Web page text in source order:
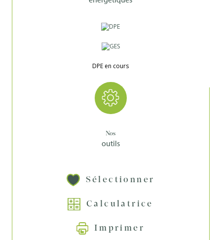
DPE en cours
Nos
outils
Sélectionner
Calculatrice
Imprimer